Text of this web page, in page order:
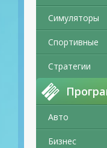
Симуляторы
Спортивные
Стратегии
Авто
Бизнес